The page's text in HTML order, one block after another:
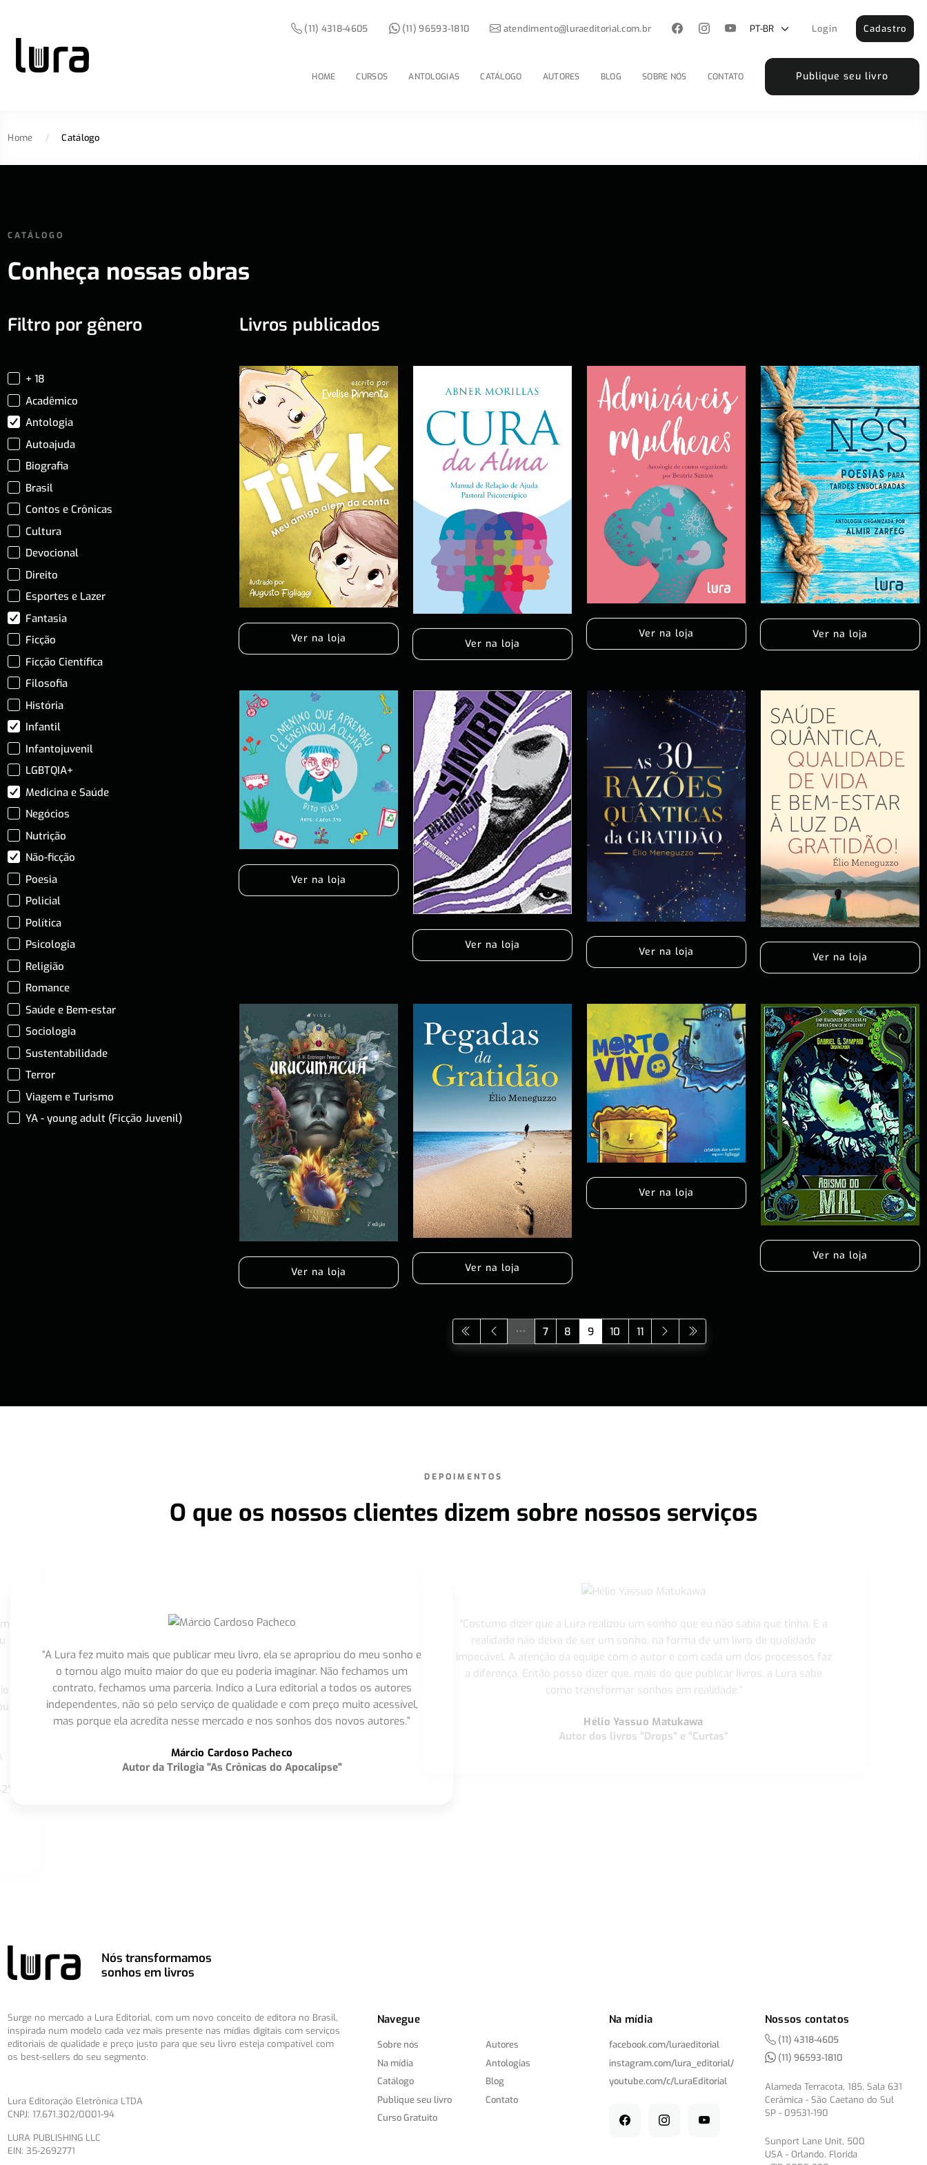
HOME CURSOS ANTOLOGIAS CATÁLOGO AUTORES BLOG SOBRE NÓS CONTATO Publique seu livro
(11) 4318-4605 (11) 96593-1810 atendimento@luraeditorial.com.br Login Cadastro
Home / Catálogo
CATÁLOGO
Conheça nossas obras
Filtro por gênero
+ 18
Acadêmico
Antologia
Autoajuda
Biografia
Brasil
Contos e Crônicas
Cultura
Devocional
Direito
Esportes e Lazer
Fantasia
Ficção
Ficção Científica
Filosofia
História
Infantil
Infantojuvenil
LGBTQIA+
Medicina e Saúde
Negócios
Nutrição
Não-ficção
Poesia
Policial
Política
Psicologia
Religião
Romance
Saúde e Bem-estar
Sociologia
Sustentabilidade
Terror
Viagem e Turismo
YA - young adult (Ficção Juvenil)
Livros publicados
Ver na loja Ver na loja
Ver na loja Ver na loja
Ver na loja
Ver na loja
Ver na loja Ver na loja
Ver na loja Ver na loja
Ver na loja
Ver na loja
7 8 9 10 11
DEPOIMENTOS
O que os nossos clientes dizem sobre nossos serviços
“A Lura fez muito mais que publicar meu livro, ela se apropriou do meu sonho e
o tornou algo muito maior do que eu poderia imaginar. Não fechamos um
contrato, fechamos uma parceria. Indico a Lura editorial a todos os autores
independentes, não só pelo serviço de qualidade e com preço muito acessível,
mas porque ela acredita nesse mercado e nos sonhos dos novos autores.”
Márcio Cardoso Pacheco
Autor da Trilogia "As Crônicas do Apocalipse"
"Costumo dizer que a Lura realizou um sonho que eu não sabia que tinha. E a
realidade não deixa de ser um sonho, na forma de um livro de qualidade
impecável. A atenção da equipe com o autor e com cada um dos processos faz
a diferença. Então posso dizer que, mais do que publicar livros, a Lura sabe
como transformar sonhos em realidade."
Hélio Yassuo Matukawa
Autor dos livros "Drops" e “Curtas”
Nós transformamos
sonhos em livros
Surge no mercado a Lura Editorial, com um novo conceito de editora no Brasil,
inspirada num modelo cada vez mais presente nas mídias digitais com serviços
editoriais de qualidade e preço justo para que seu livro esteja compatível com
os best-sellers do seu segmento.
Lura Editoração Eletrônica LTDA
CNPJ: 17.671.302/0001-94
LURA PUBLISHING LLC
EIN: 35-2692771
Navegue
Sobre nós
Na mídia
Catálogo
Publique seu livro
Curso Gratuito
Autores
Antologias
Blog
Contato
Na mídia
facebook.com/luraeditorial
instagram.com/lura_editorial/
youtube.com/c/LuraEditorial
Nossos contatos
(11) 4318-4605
(11) 96593-1810
Alameda Terracota, 185, Sala 631
Cerâmica - São Caetano do Sul
SP - 09531-190
Sunport Lane Unit, 500
USA - Orlando, Florida